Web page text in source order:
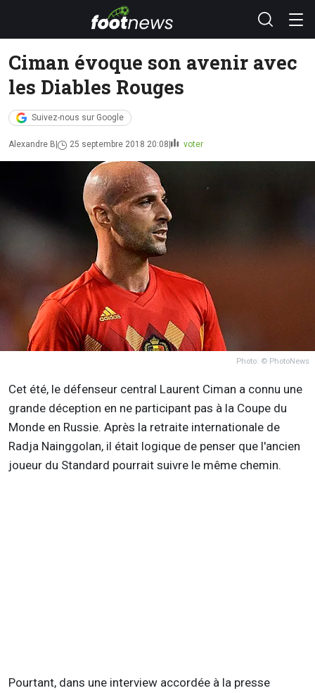
Ciman évoque son avenir avec
les Diables Rouges
Suivez-nous sur Google
Alexandre B 25 septembre 2018 20:08 voter
Photo: © PhotoNews
Cet été, le défenseur central Laurent Ciman a connu une
grande déception en ne participant pas à la Coupe du
Monde en Russie. Après la retraite internationale de
Radja Nainggolan, il était logique de penser que l'ancien
joueur du Standard pourrait suivre le même chemin.
Pourtant, dans une interview accordée à la presse